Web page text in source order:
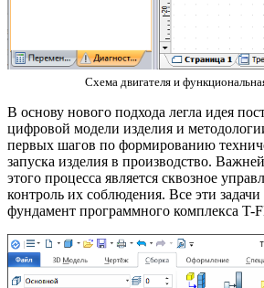
Схема двигателя и
В основу нового подхода легла идея
цифровой модели изделия и
первых шагов по формированию
запуска изделия в производство.
этого процесса является сквозное
контроль их соблюдения. Все эти
фундамент программного комплекса T-